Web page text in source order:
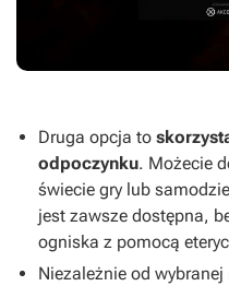
Druga opcja to
odpoczynku. Możecie
świecie gry lub
jest zawsze dostępna,
ogniska z pomocą
Niezależnie od wybranej